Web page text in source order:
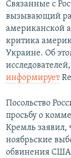
Связанные с
вызывающий
американской
критика
Украине. Об
информирует
Посольство
просьбу о
Кремль заявил,
ноябрьские
обвинения США